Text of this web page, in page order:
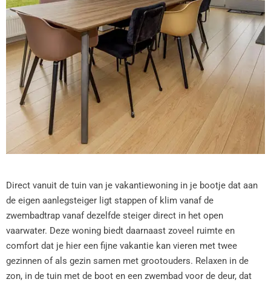
Direct vanuit de tuin van je vakantiewoning in je bootje dat aan
de eigen aanlegsteiger ligt stappen of klim vanaf de
zwembadtrap vanaf dezelfde steiger direct in het open
vaarwater. Deze woning biedt daarnaast zoveel ruimte en
comfort dat je hier een fijne vakantie kan vieren met twee
gezinnen of als gezin samen met grootouders. Relaxen in de
zon, in de tuin met de boot en een zwembad voor de deur, dat